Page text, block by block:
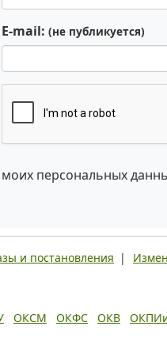
E-mail: (не публикуется)
персональных
и постановления |
ОКСМ ОКФС ОКВ